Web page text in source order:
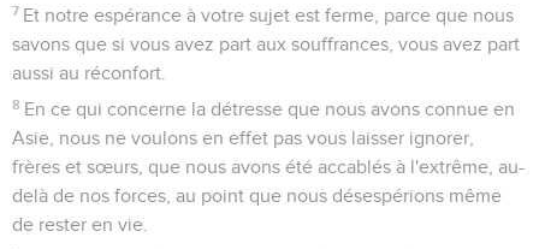
7 Et notre espérance à votre sujet est ferme, parce que nous
savons que si vous avez part aux souffrances, vous avez part
aussi au réconfort.
8 En ce qui concerne la détresse que nous avons connue en
Asie, nous ne voulons en effet pas vous laisser ignorer,
frères et sœurs, que nous avons été accablés à l'extrême, au-
delà de nos forces, au point que nous désespérions même
de rester en vie.